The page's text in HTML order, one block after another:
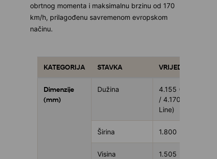
obrtnog momenta i maksimalnu brzinu od 170
km/h, prilagođenu savremenom evropskom
načinu.
KATEGORIJA STAVKA VRIJEDNOST
Dimenzije
(mm)
Dužina
4.155 (Base)
/ 4.170 (N
Line)
Širina 1.800
Visina 1.505